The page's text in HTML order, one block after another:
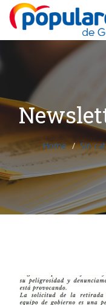
Home Sin